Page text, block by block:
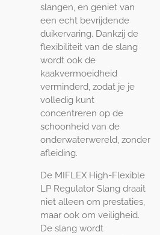
slangen, en geniet van
een echt bevrijdende
duikervaring. Dankzij de
flexibiliteit van de slang
wordt ook de
kaakvermoeidheid
verminderd, zodat je je
volledig kunt
concentreren op de
schoonheid van de
onderwaterwereld, zonder
afleiding.
De MIFLEX High-Flexible
LP Regulator Slang draait
niet alleen om prestaties,
maar ook om veiligheid.
De slang wordt